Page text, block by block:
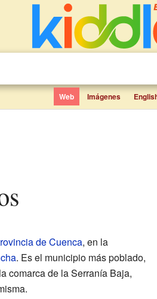
Web Imágenes
de Cuenca, en la
. Es el municipio más poblado,
comarca de la Serranía Baja,